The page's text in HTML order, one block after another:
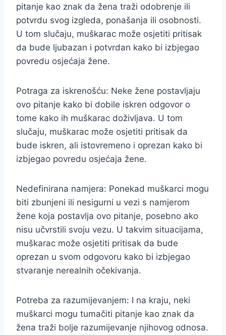
pitanje kao znak da žena traži odobrenje ili
potvrdu svog izgleda, ponašanja ili osobnosti.
U tom slučaju, muškarac može osjetiti pritisak
da bude ljubazan i potvrdan kako bi izbjegao
povredu osjećaja žene.
Potraga za iskrenošću: Neke žene postavljaju
ovo pitanje kako bi dobile iskren odgovor o
tome kako ih muškarac doživljava. U tom
slučaju, muškarac može osjetiti pritisak da
bude iskren, ali istovremeno i oprezan kako bi
izbjegao povredu osjećaja žene.
Nedefinirana namjera: Ponekad muškarci mogu
biti zbunjeni ili nesigurni u vezi s namjerom
žene koja postavlja ovo pitanje, posebno ako
nisu učvrstili svoju vezu. U takvim situacijama,
muškarac može osjetiti pritisak da bude
oprezan u svom odgovoru kako bi izbjegao
stvaranje nerealnih očekivanja.
Potreba za razumijevanjem: I na kraju, neki
muškarci mogu tumačiti pitanje kao znak da
žena traži bolje razumijevanje njihovog odnosa.